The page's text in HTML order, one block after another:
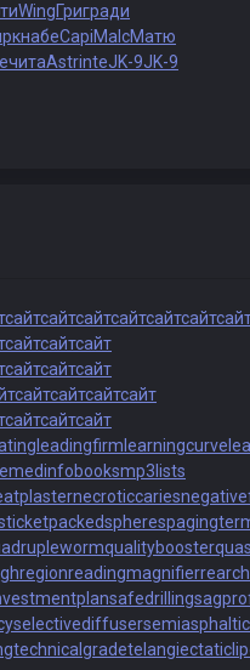
WingГригради
набеCapiMalcМатю
читаAstrinteJK-9JK-9
сайтсайтсайтсайтсайтсайтсайт
сайтсайтсайт
сайтсайтсайт
сайтсайтсайтсайт
сайтсайтсайт
leadingfirm learningcurve
medinfobooksmp3lists
necroticcaries
packedspheres
qualitybooster
readingmagnifier
safedrilling
selectivediffuser
technicalgrade